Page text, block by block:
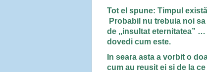
Tot el spune: Timpul
Probabil nu trebuia noi
de ,,insultat eternitatea” …
dovedi cum este.
In seara asta a vorbit o
cum au reusit ei si de la